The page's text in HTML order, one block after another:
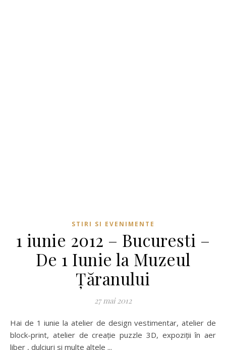
STIRI SI EVENIMENTE
1 iunie 2012 – Bucuresti –
De 1 Iunie la Muzeul
Ţăranului
27 mai 2012
Hai de 1 iunie la atelier de design vestimentar, atelier de
block-print, atelier de creaţie puzzle 3D, expoziţii în aer
liber , dulciuri si multe altele ...